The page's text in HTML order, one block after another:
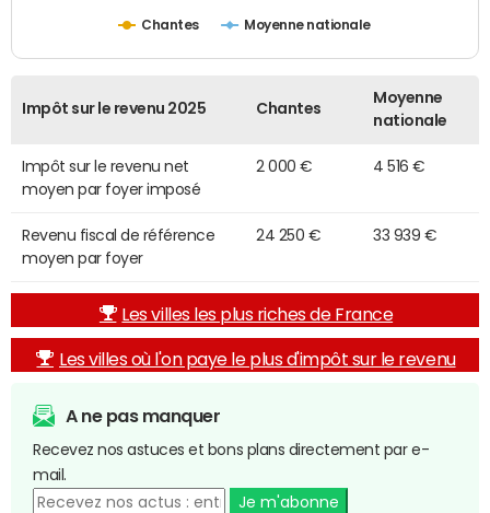
Chantes Moyenne nationale
Impôt sur le revenu 2025 Chantes
Moyenne
nationale
Impôt sur le revenu net
moyen par foyer imposé
2 000 € 4 516 €
Revenu fiscal de référence
moyen par foyer
24 250 € 33 939 €
Les villes les plus riches de France
Les villes où l'on paye le plus d'impôt sur le revenu
A ne pas manquer
Recevez nos astuces et bons plans directement par e-
mail.
Je m'abonne